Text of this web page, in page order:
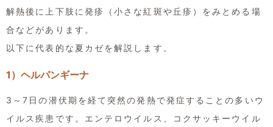
解熱後に上下肢に発疹（小さな紅斑や丘疹）をみとめる場
合などがあります。
以下に代表的な夏カゼを解説します。
1）ヘルパンギーナ
3～7日の潜伏期を経て突然の発熱で発症することの多いウ
イルス疾患です。エンテロウイルス、コクサッキーウイル